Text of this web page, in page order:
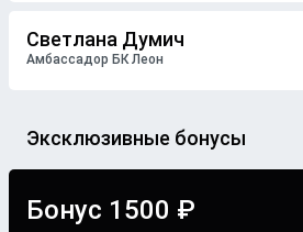
Светлана Думич
Амбассадор БК Леон
Эксклюзивные бонусы
Бонус 1500 ₽